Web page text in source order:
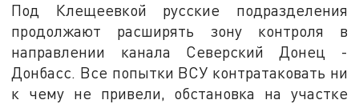
Под Клещеевкой русские подразделения
продолжают расширять зону контроля в
направлении канала Северский Донец -
Донбасс. Все попытки ВСУ контратаковать ни
к чему не привели, обстановка на участке